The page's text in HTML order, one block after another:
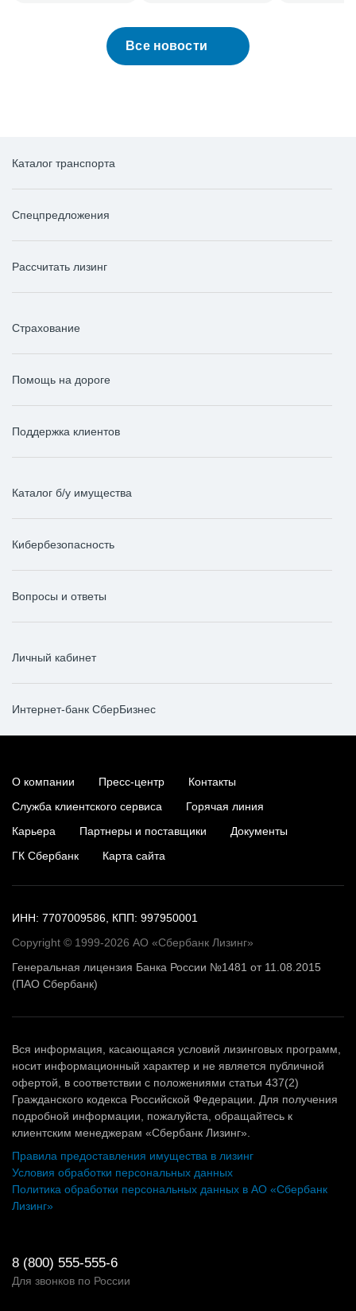
Все новости
Каталог транспорта
Спецпредложения
Рассчитать лизинг
Страхование
Помощь на дороге
Поддержка клиентов
Каталог б/у имущества
Кибербезопасность
Вопросы и ответы
Личный кабинет
Интернет-банк СберБизнес
О компании Пресс-центр
Контакты
Служба клиентского сервиса
Горячая линия
Карьера
Партнеры и поставщики
Документы
ГК Сбербанк
Карта сайта
ИНН: 7707009586, КПП: 997950001
Copyright © 1999-2026 АО «Сбербанк Лизинг»
Генеральная лицензия Банка России №1481 от 11.08.2015
(ПАО Сбербанк)
Вся информация, касающаяся условий лизинговых программ,
носит информационный характер и не является публичной
офертой, в соответствии с положениями статьи 437(2)
Гражданского кодекса Российской Федерации. Для получения
подробной информации, пожалуйста, обращайтесь к
клиентским менеджерам «Сбербанк Лизинг».
Правила предоставления имущества в лизинг
Условия обработки персональных данных
Политика обработки персональных данных в АО «Сбербанк
Лизинг»
8 (800) 555-555-6
Для звонков по России